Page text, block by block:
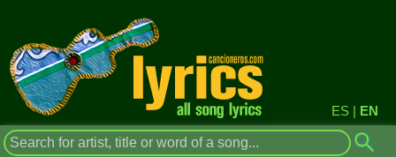
ES | EN